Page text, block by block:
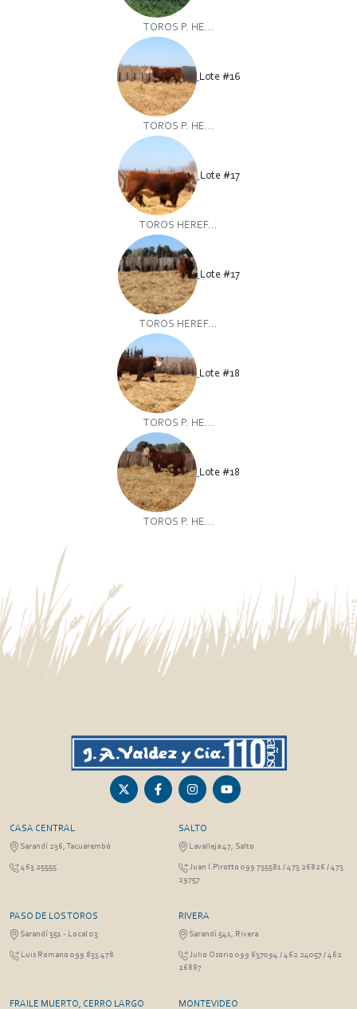
TOROS P. HE...
Lote #16
TOROS P. HE...
Lote #17
TOROS HEREF...
Lote #17
TOROS HEREF...
Lote #18
TOROS P. HE...
Lote #18
TOROS P. HE...
CASA CENTRAL
Sarandí 236, Tacuarembó
463 25555
SALTO
Lavalleja 47, Salto
Juan I.Pirotto 099 735581 / 473 26826 / 473
29757
PASO DE LOS TOROS
Sarandí 351 - Local 03
Luis Romano 099 833 478
RIVERA
Sarandí 541, Rivera
Julio Osorio 099 637094 / 462 24057 / 462
26887
FRAILE MUERTO, CERRO LARGO MONTEVIDEO